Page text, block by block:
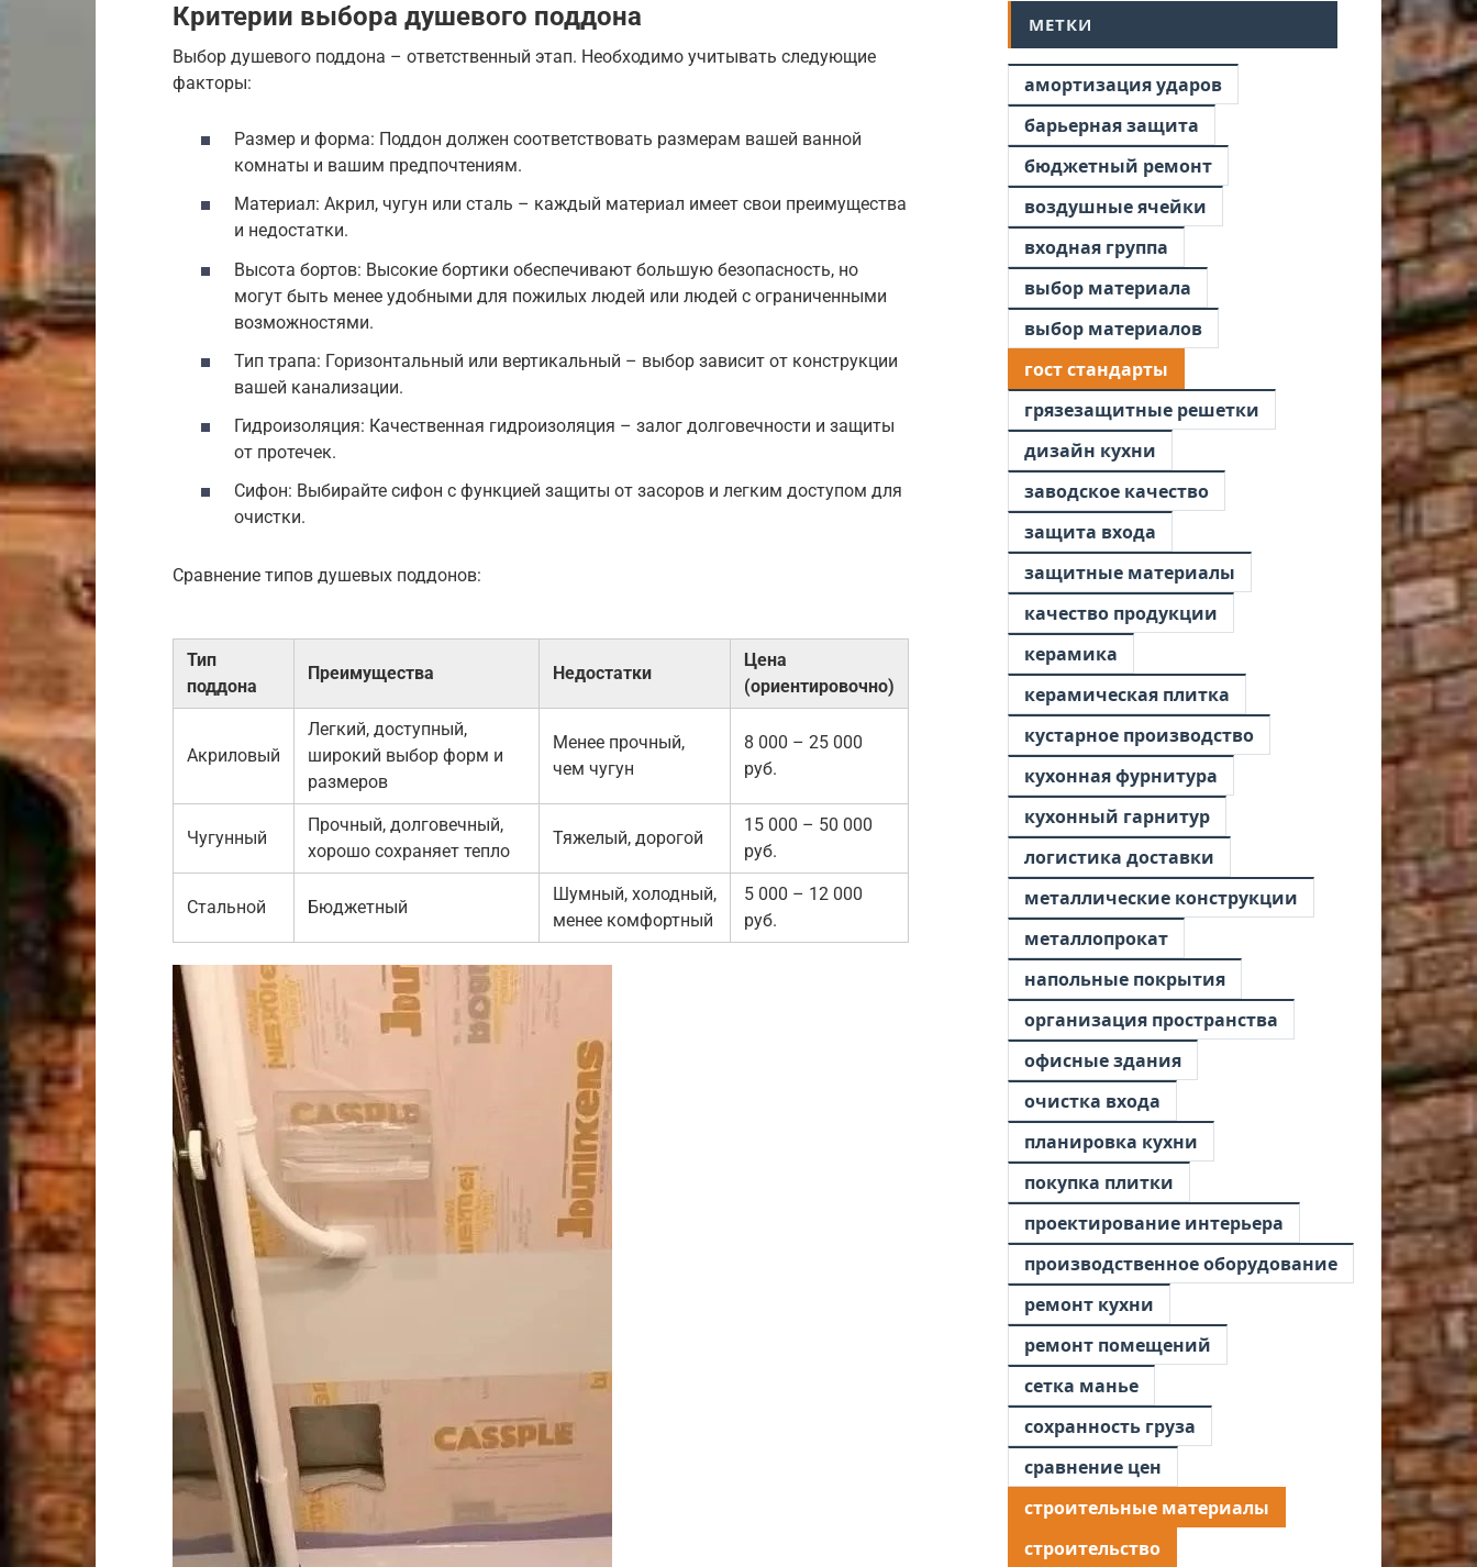
Критерии выбора душевого поддона
Выбор душевого поддона – ответственный этап. Необходимо учитывать следующие
факторы:
Размер и форма: Поддон должен соответствовать размерам вашей ванной
комнаты и вашим предпочтениям.
Материал: Акрил, чугун или сталь – каждый материал имеет свои преимущества
и недостатки.
Высота бортов: Высокие бортики обеспечивают большую безопасность, но
могут быть менее удобными для пожилых людей или людей с ограниченными
возможностями.
Тип трапа: Горизонтальный или вертикальный – выбор зависит от конструкции
вашей канализации.
Гидроизоляция: Качественная гидроизоляция – залог долговечности и защиты
от протечек.
Сифон: Выбирайте сифон с функцией защиты от засоров и легким доступом для
очистки.
Сравнение типов душевых поддонов:
Тип
поддона
Преимущества Недостатки
Цена
(ориентировочно)
Акриловый
Легкий, доступный,
широкий выбор форм и
размеров
Менее прочный,
чем чугун
8 000 – 25 000
руб.
Чугунный
Прочный, долговечный,
хорошо сохраняет тепло
Тяжелый, дорогой
15 000 – 50 000
руб.
Стальной Бюджетный
Шумный, холодный,
менее комфортный
5 000 – 12 000
руб.
МЕТКИ
амортизация ударов
барьерная защита
бюджетный ремонт
воздушные ячейки
входная группа
выбор материала
выбор материалов
гост стандарты
грязезащитные решетки
дизайн кухни
заводское качество
защита входа
защитные материалы
качество продукции
керамика
керамическая плитка
кустарное производство
кухонная фурнитура
кухонный гарнитур
логистика доставки
металлические конструкции
металлопрокат
напольные покрытия
организация пространства
офисные здания
очистка входа
планировка кухни
покупка плитки
проектирование интерьера
производственное оборудование
ремонт кухни
ремонт помещений
сетка манье
сохранность груза
сравнение цен
строительные материалы
строительство